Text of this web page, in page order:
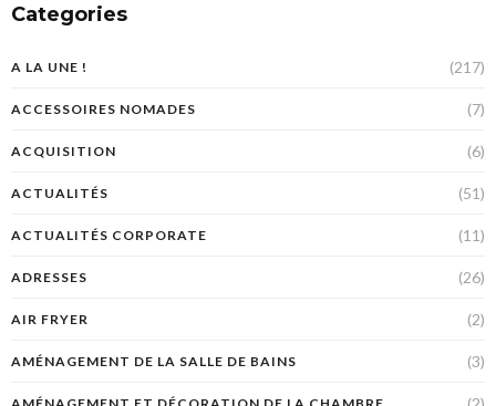
Categories
A LA UNE ! (217)
ACCESSOIRES NOMADES (7)
ACQUISITION (6)
ACTUALITÉS (51)
ACTUALITÉS CORPORATE (11)
ADRESSES (26)
AIR FRYER (2)
AMÉNAGEMENT DE LA SALLE DE BAINS (3)